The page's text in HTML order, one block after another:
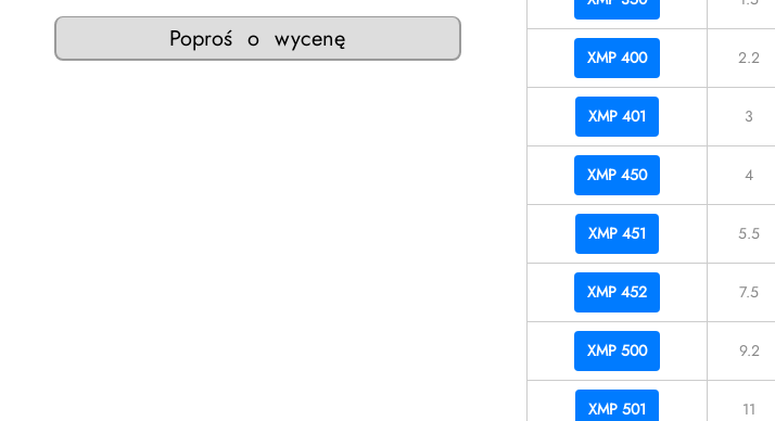
Poproś o wycenę
XMP 400 2.2
XMP 401 3
XMP 450 4
XMP 451 5.5
XMP 452 7.5
XMP 500 9.2
XMP 501 11